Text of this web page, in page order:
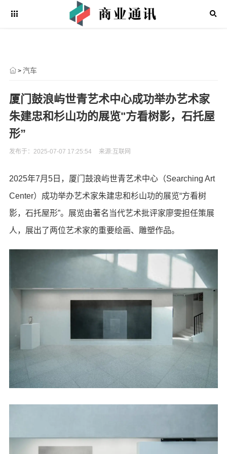
> 汽车
厦门鼓浪屿世青艺术中心成功举办艺术家
朱建忠和杉山功的展览"方看树影，石托屋
形”
发布于：2025-07-07 17:25:54 来源:互联网
2025年7月5日，厦门鼓浪屿世青艺术中心（Searching Art
Center）成功举办艺术家朱建忠和杉山功的展览“方看树
影，石托屋形”。展览由著名当代艺术批评家廖雯担任策展
人，展出了两位艺术家的重要绘画、雕塑作品。